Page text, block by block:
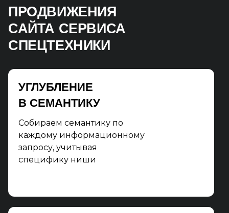
ПРОДВИЖЕНИЯ
САЙТА СЕРВИСА
СПЕЦТЕХНИКИ
УГЛУБЛЕНИЕ
В СЕМАНТИКУ
Собираем семантику по
каждому информационному
запросу, учитывая
специфику ниши